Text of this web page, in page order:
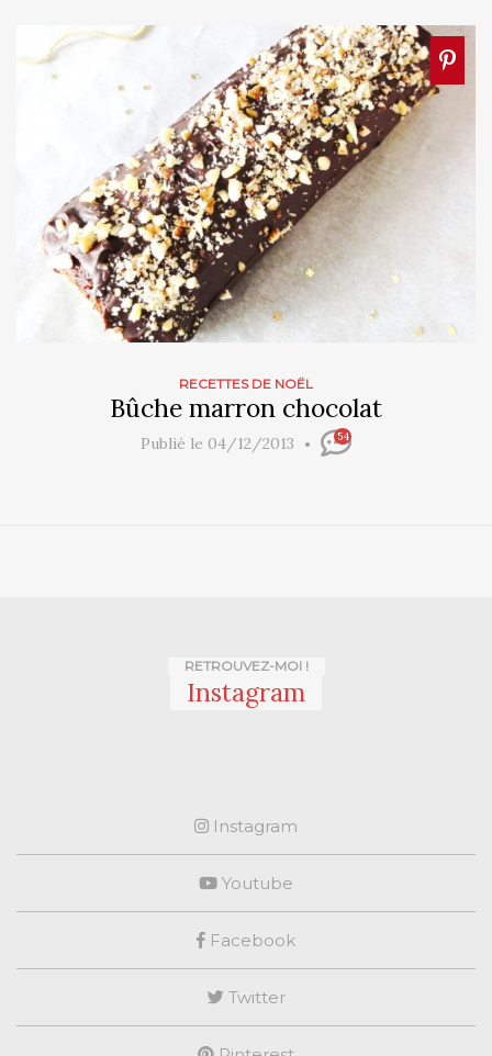
RECETTES DE NOËL
Bûche marron chocolat
Publié le 04/12/2013 54
RETROUVEZ-MOI !
Instagram
Instagram
Youtube
Facebook
Twitter